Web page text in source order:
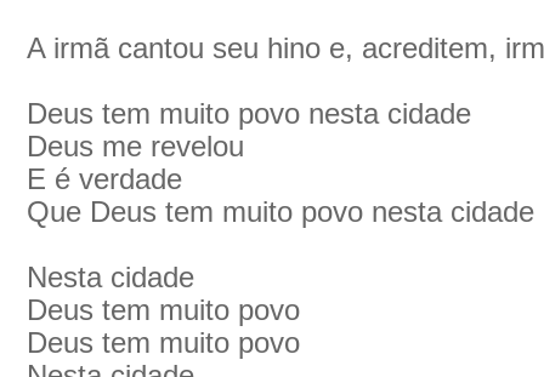
A irmã cantou seu hino e, acreditem,
Deus tem muito povo nesta cidade
Deus me revelou
E é verdade
Que Deus tem muito povo nesta cidade
Nesta cidade
Deus tem muito povo
Deus tem muito povo